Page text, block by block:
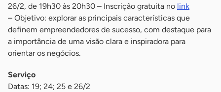
26/2, de 19h30 às 20h30 – Inscrição gratuita no link
– Objetivo: explorar as principais características que
definem empreendedores de sucesso, com destaque para
a importância de uma visão clara e inspiradora para
orientar os negócios.
Serviço
Datas: 19; 24; 25 e 26/2